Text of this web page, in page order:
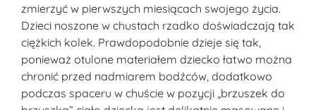
zmierzyć w pierwszych miesiącach swojego życia.
Dzieci noszone w chustach rzadko doświadczają tak
ciężkich kolek. Prawdopodobnie dzieje się tak,
ponieważ otulone materiałem dziecko łatwo można
chronić przed nadmiarem bodźców, dodatkowo
podczas spaceru w chuście w pozycji „brzuszek do